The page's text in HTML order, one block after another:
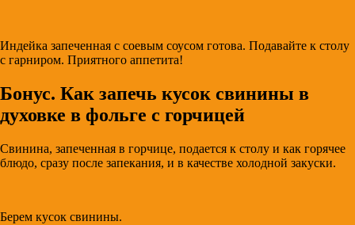
Индейка запеченная с соевым соусом готова. Подавайте к столу
с гарниром. Приятного аппетита!
Бонус. Как запечь кусок свинины в
духовке в фольге с горчицей
Свинина, запеченная в горчице, подается к столу и как горячее
блюдо, сразу после запекания, и в качестве холодной закуски.
Берем кусок свинины.